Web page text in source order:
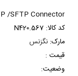
/SFTP Connector
کد کالا: N420.567
مارک: نگزنس
قیمت :
وضعیت: